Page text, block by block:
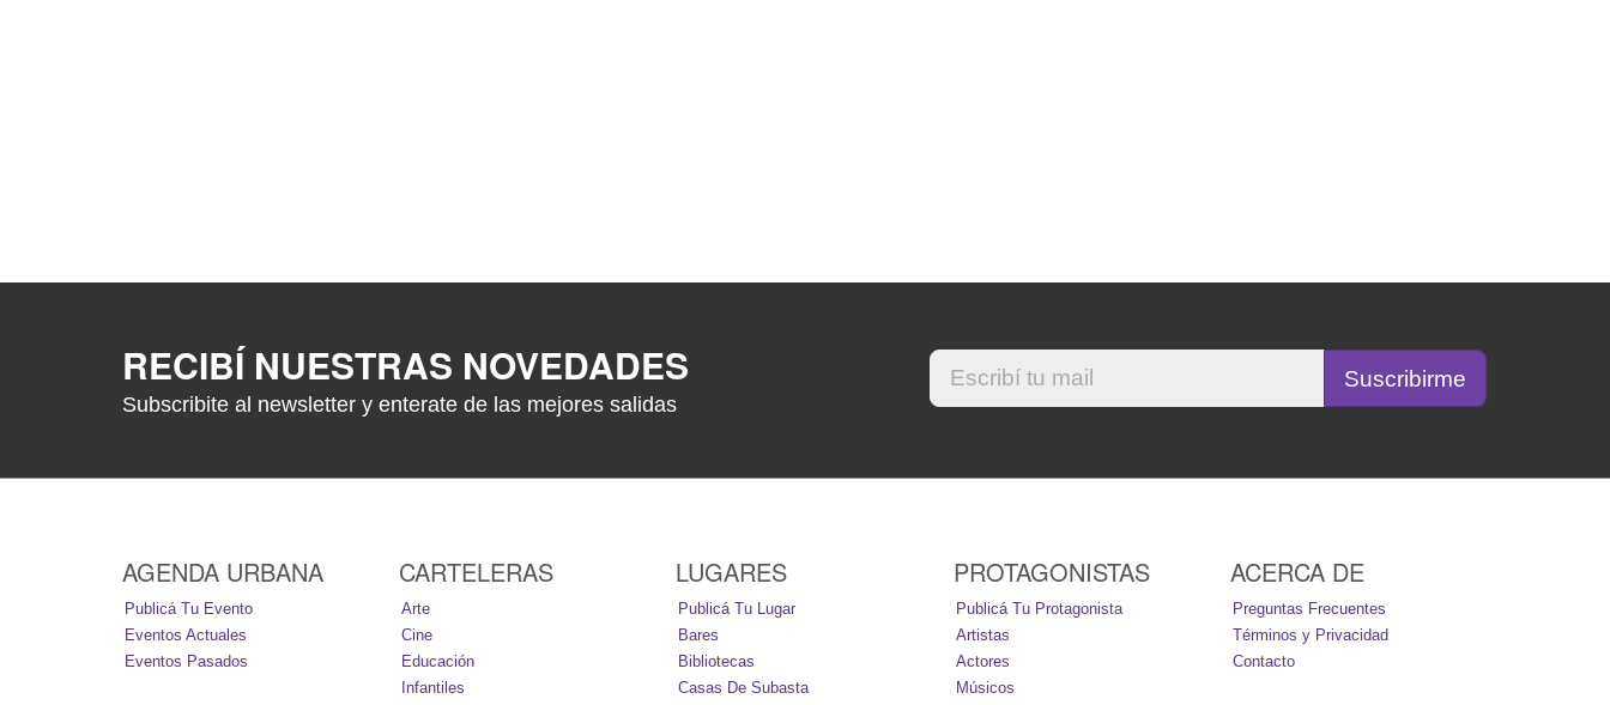
RECIBÍ NUESTRAS NOVEDADES
Subscribite al newsletter y enterate de las mejores salidas
AGENDA URBANA
Publicá Tu Evento
Eventos Actuales
Eventos Pasados
CARTELERAS
Arte
Cine
Educación
Infantiles
LUGARES
Publicá Tu Lugar
Bares
Bibliotecas
Casas De Subasta
PROTAGONISTAS
Publicá Tu Protagonista
Artistas
Actores
Músicos
ACERCA DE
Preguntas Frecuentes
Términos y Privacidad
Contacto